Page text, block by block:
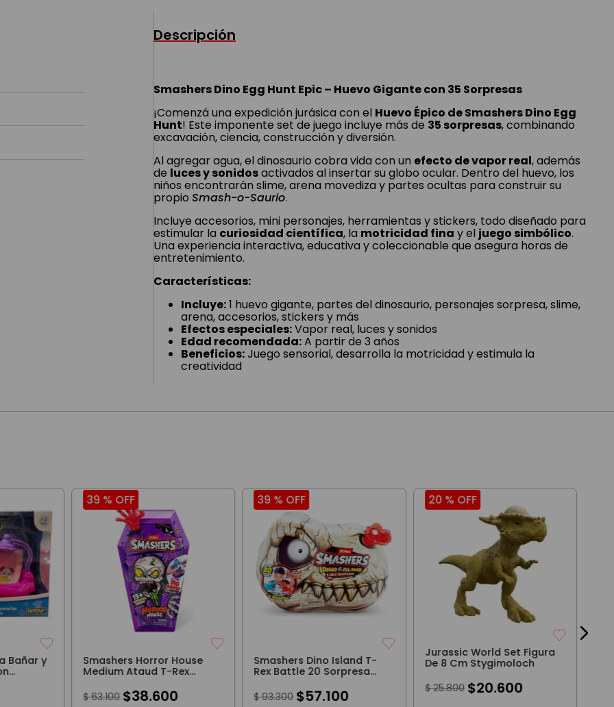
Descripción
Smashers Dino Egg Hunt Epic – Huevo Gigante con 35 Sorpresas
¡Comenzá una expedición jurásica con el Huevo Épico de Smashers Dino Egg
Hunt! Este imponente set de juego incluye más de 35 sorpresas, combinando
excavación, ciencia, construcción y diversión.
Al agregar agua, el dinosaurio cobra vida con un efecto de vapor real, además
de luces y sonidosactivados al insertar su globo ocular. Dentro del huevo, los
niños encontrarán slime, arena movediza y partes ocultas para construir su
propio Smash-o-Saurio.
Incluye accesorios, mini personajes, herramientas y stickers, todo diseñado para
estimular la curiosidad científica, la motricidad fina y el juego simbólico.
Una experiencia interactiva, educativa y coleccionable que asegura horas de
entretenimiento.
Características:
Incluye:1 huevo gigante, partes del dinosaurio, personajes sorpresa, slime,
arena, accesorios, stickers y más
Efectos especiales:Vapor real, luces y sonidos
Edad recomendada:A partir de 3 años
Beneficios:Juego sensorial, desarrolla la motricidad y estimula la
creatividad
Bañar y
39 % OFF
Smashers Horror House
Medium Ataud T-Rex
$ 63.100 $38.600
39 % OFF
Smashers Dino Island T-
Rex Battle 20 Sorpresa
$ 93.300 $57.100
20 % OFF
Jurassic World Set Figura
De 8 Cm Stygimoloch
$ 25.800 $20.600